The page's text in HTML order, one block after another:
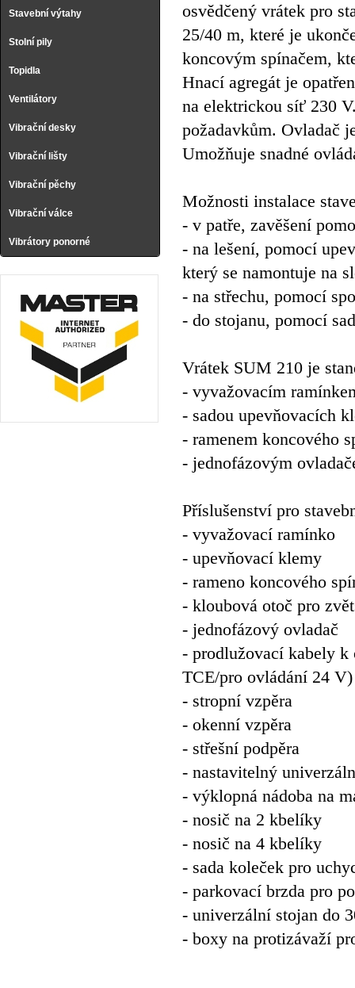
Stavební výtahy
Stolní pily
Topidla
Ventilátory
Vibrační desky
Vibrační lišty
Vibrační pěchy
Vibrační válce
Vibrátory ponorné
osvědčený vrátek pro
25/40 m, které je
koncovým spínačem,
Hnací agregát je
na elektrickou síť 230
požadavkům. Ovladač
Umožňuje snadné
Možnosti instalace
- v patře, zavěšení
- na lešení, pomocí
který se namontuje na
- na střechu, pomocí
- do stojanu, pomocí
Vrátek SUM 210 je
- vyvažovacím
- sadou upevňovacích
- ramenem koncového
- jednofázovým
Příslušenství pro
- vyvažovací ramínko
- upevňovací klemy
- rameno koncového
- kloubová otoč pro
- jednofázový ovladač
- prodlužovací kabely k
TCE/pro ovládání 24 V)
- stropní vzpěra
- okenní vzpěra
- střešní podpěra
- nastavitelný
- výklopná nádoba na
- nosič na 2 kbelíky
- nosič na 4 kbelíky
- sada koleček pro
- parkovací brzda pro
- univerzální stojan do
- boxy na protizávaží